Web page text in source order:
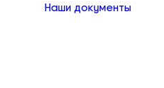
Наши документы